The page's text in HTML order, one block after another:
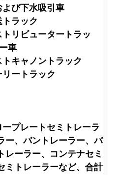
び下水吸引車
ラック
リビュータートラッ
車
キャノントラック
ートラック
プレートセミトレーラ
ー、バントレーラー、バ
レーラー、コンテナセミ
ミトレーラーなど、合計